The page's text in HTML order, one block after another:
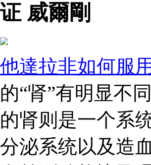
证 威爾剛
他達拉非如何服用
的“肾”有明显不
的肾则是一个系
分泌系统以及造